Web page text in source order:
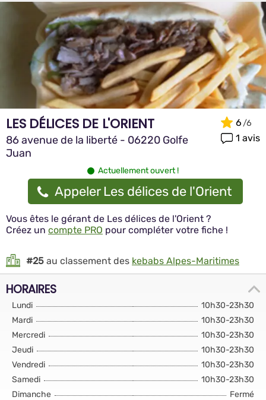
LES DÉLICES DE L'ORIENT
86 avenue de la liberté - 06220 Golfe
Juan
6
1 avis
Actuellement ouvert !
Appeler Les délices de l'Orient
Vous êtes le gérant de Les délices de l'Orient ?
Créez un compte PRO pour compléter votre fiche !
#25 au classement des kebabs Alpes-Maritimes
HORAIRES
Lundi
10h30-23h30
Mardi
10h30-23h30
Mercredi
10h30-23h30
Jeudi
10h30-23h30
Vendredi
10h30-23h30
Samedi
10h30-23h30
Dimanche
Fermé